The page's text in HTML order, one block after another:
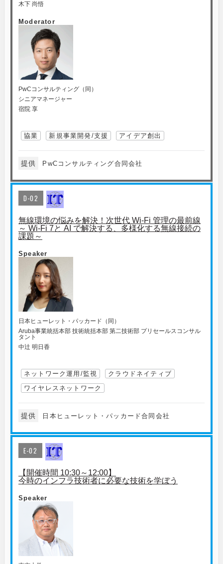
木下 尚悟
Moderator
PwCコンサルティング（同）
シニアマネージャー
宿院 享
協業 新規事業開発/支援 アイデア創出
提供 PwCコンサルティング合同会社
D-02
無線環境の悩みを解決！次世代 Wi-Fi 管理の最前線
～ Wi-Fi 7と AI で解決する、多様化する無線接続の
課題～
Speaker
日本ヒューレット・パッカード（同）
Aruba事業統括本部 技術統括本部 第二技術部 プリセールスコンサル
タント
中辻 明日香
ネットワーク運用/監視
クラウドネイティブ
ワイヤレスネットワーク
提供 日本ヒューレット・パッカード合同会社
E-02
【開催時間 10:30～12:00】
今時のインフラ技術者に必要な技術を学ぼう
Speaker